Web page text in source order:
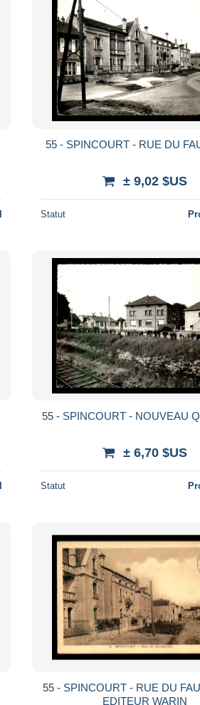
55 - SPINCOURT - RUE DU
± 9,02 $US
Statut
55 - SPINCOURT - NOUVEAU
± 6,70 $US
Statut
55 - SPINCOURT - RUE DU
EDITEUR WARIN